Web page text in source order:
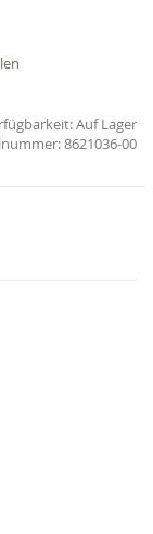
Auf Lager
8621036-00